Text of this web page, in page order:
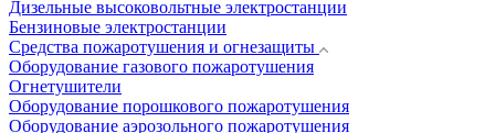
Дизельные высоковольтные электростанции
Бензиновые электростанции
Средства пожаротушения и огнезащиты
Оборудование газового пожаротушения
Огнетушители
Оборудование порошкового пожаротушения
Оборудование аэрозольного пожаротушения